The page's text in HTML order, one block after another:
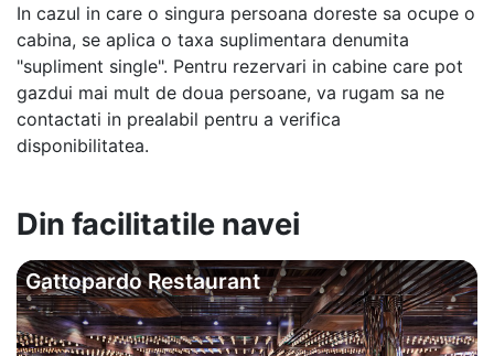
In cazul in care o singura persoana doreste sa ocupe o
cabina, se aplica o taxa suplimentara denumita
"supliment single". Pentru rezervari in cabine care pot
gazdui mai mult de doua persoane, va rugam sa ne
contactati in prealabil pentru a verifica
disponibilitatea.
Din facilitatile navei
Gattopardo Restaurant